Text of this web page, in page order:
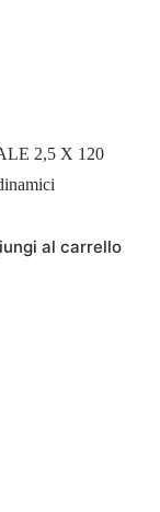
2,5 X 120
al carrello